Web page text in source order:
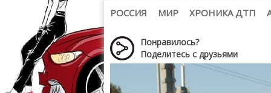
РОССИЯ МИР ХРОНИКА ДТП
Тизеры. Рисунки. Скетчи
Понравилось?
Поделитесь с друзьями